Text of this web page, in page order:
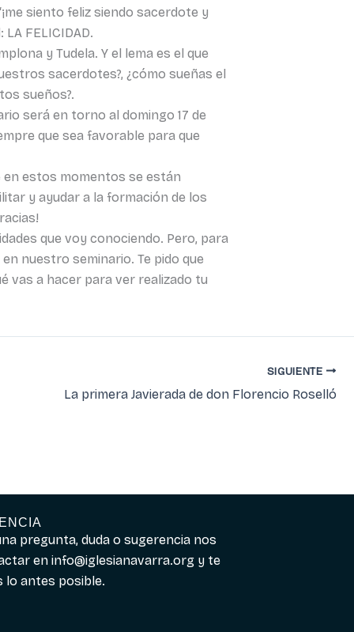
siento feliz siendo sacerdote y
FELICIDAD.
y Tudela. Y el lema es el que
sacerdotes?, ¿cómo sueñas el
sueños?.
será en torno al domingo 17 de
que sea favorable para que
en estos momentos se están
y ayudar a la formación de los
que voy conociendo. Pero, para
nuestro seminario. Te pido que
vas a hacer para ver realizado tu
SIGUIENTE
La primera Javierada de don Florencio Roselló
pregunta, duda o sugerencia nos
eninfo@iglesianavarra.org y te
lo antes posible.